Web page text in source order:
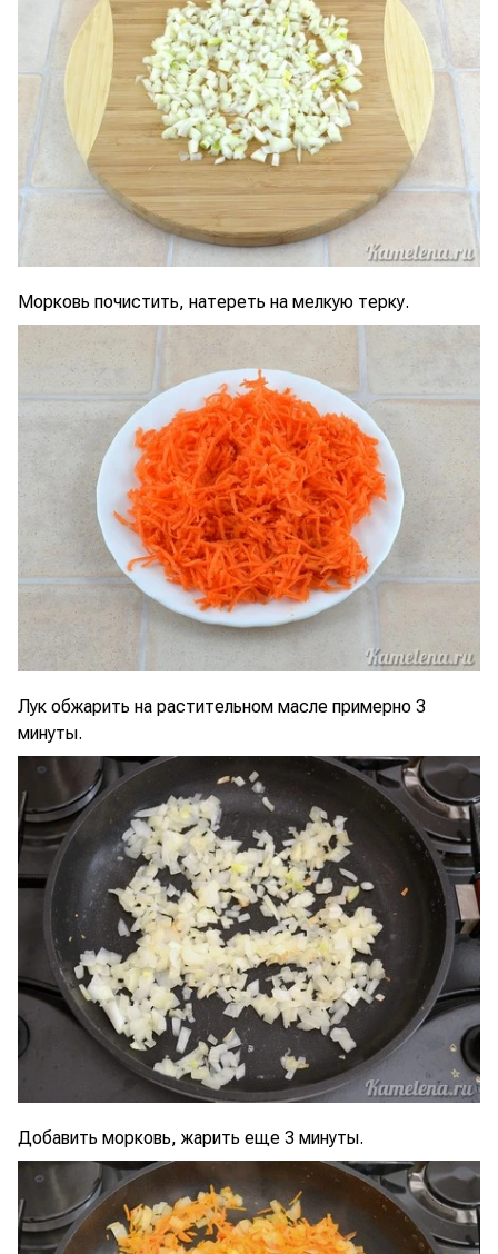
Морковь почистить, натереть на мелкую терку.
Лук обжарить на растительном масле примерно 3
минуты.
Добавить морковь, жарить еще 3 минуты.